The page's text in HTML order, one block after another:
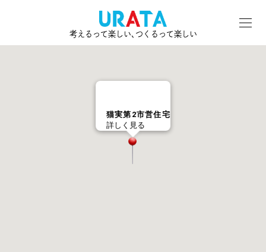
考えるって楽しい､つくるって楽しい
猫実第2市営住宅
詳しく見る